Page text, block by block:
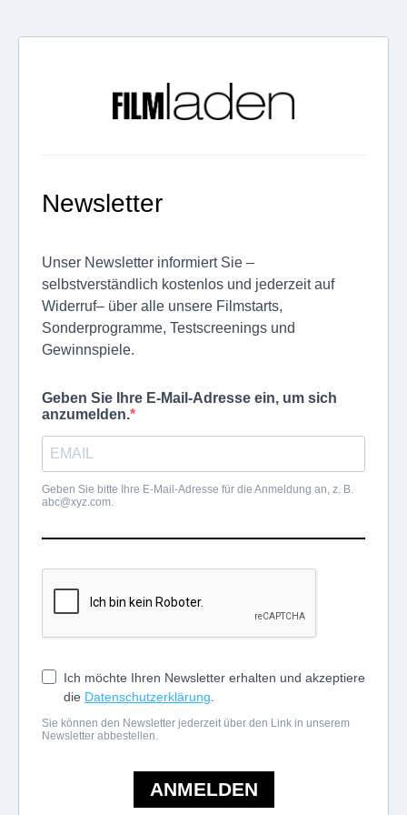
Newsletter
Unser Newsletter informiert Sie –
selbstverständlich kostenlos und jederzeit auf
Widerruf– über alle unsere Filmstarts,
Sonderprogramme, Testscreenings und
Gewinnspiele.
Geben Sie Ihre E-Mail-Adresse ein, um sich
anzumelden.
Geben Sie bitte Ihre E-Mail-Adresse für die Anmeldung an, z. B.
abc@xyz.com.
Ich möchte Ihren Newsletter erhalten und akzeptiere
die Datenschutzerklärung
Sie können den Newsletter jederzeit über den Link in unserem
Newsletter abbestellen.
ANMELDEN